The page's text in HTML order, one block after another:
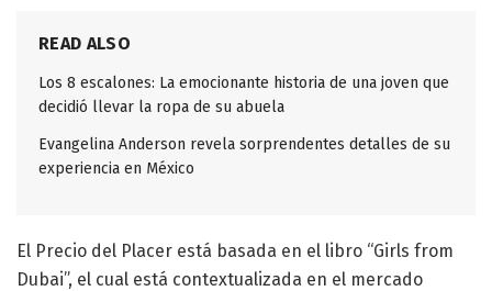
READ ALSO
Los 8 escalones: La emocionante historia de una joven que
decidió llevar la ropa de su abuela
Evangelina Anderson revela sorprendentes detalles de su
experiencia en México
El Precio del Placer está basada en el libro “Girls from
Dubai”, el cual está contextualizada en el mercado